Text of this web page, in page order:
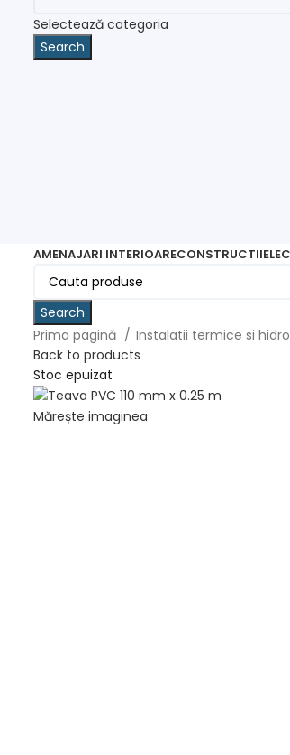
Selectează categoria
Search
AMENAJARI INTERIOARECONSTRUCTII
Search
Prima pagină
Instalatii termice si hidro
Back to products
Stoc epuizat
Mărește imaginea